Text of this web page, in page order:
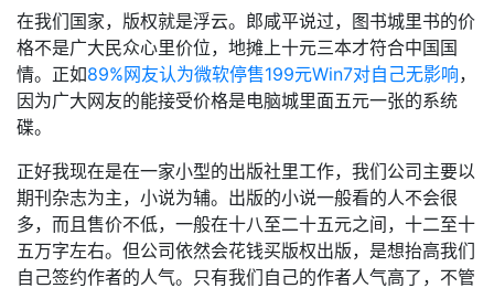
在我们国家，版权就是浮云。郎咸平说过，图书城里书的价
格不是广大民众心里价位，地摊上十元三本才符合中国国
情。正如89%网友认为微软停售199元Win7对自己无影响，
因为广大网友的能接受价格是电脑城里面五元一张的系统
碟。
正好我现在是在一家小型的出版社里工作，我们公司主要以
期刊杂志为主，小说为辅。出版的小说一般看的人不会很
多，而且售价不低，一般在十八至二十五元之间，十二至十
五万字左右。但公司依然会花钱买版权出版，是想抬高我们
自己签约作者的人气。只有我们自己的作者人气高了，不管